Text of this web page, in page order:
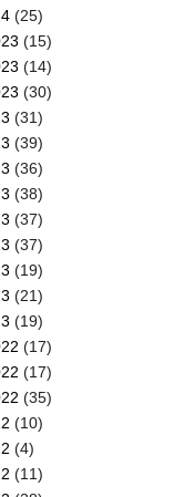
(25)
(15)
(14)
(30)
(31)
(39)
(36)
(38)
(37)
(37)
(19)
(21)
(19)
(17)
(17)
(35)
(10)
(4)
(11)